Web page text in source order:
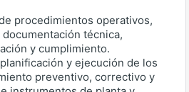
procedimientos operativos,
técnica,
y cumplimiento.
y ejecución de los
preventivo, correctivo y